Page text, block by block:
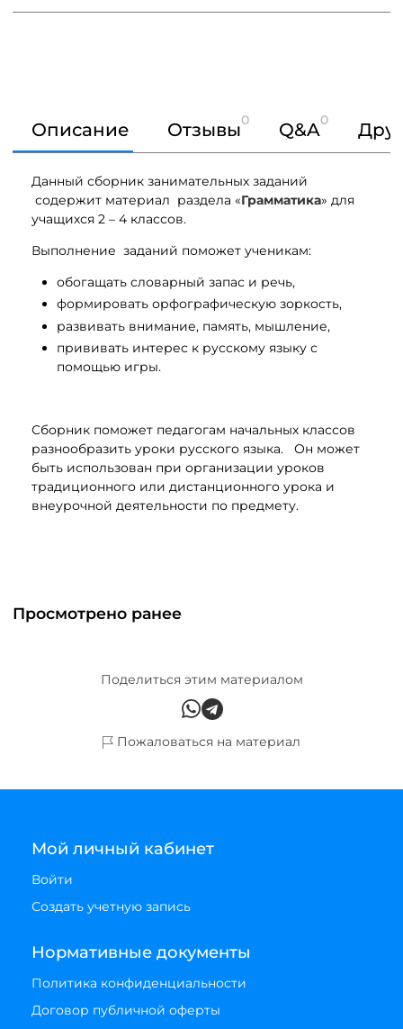
Описание Отзывы0 Q&A0
Данный сборник занимательных заданий
содержит материал раздела «Грамматика» для
учащихся 2 – 4 классов.
Выполнение заданий поможет ученикам:
обогащать словарный запас и речь,
формировать орфографическую зоркость,
развивать внимание, память, мышление,
прививать интерес к русскому языку с
помощью игры.
Сборник поможет педагогам начальных классов
разнообразить уроки русского языка.
Он может
быть использован при организации уроков
традиционного или дистанционного урока и
внеурочной деятельности по предмету.
Просмотрено ранее
Поделиться этим материалом
Пожаловаться на материал
Мой личный кабинет
Войти
Создать учетную запись
Нормативные документы
Политика конфиденциальности
Договор публичной оферты